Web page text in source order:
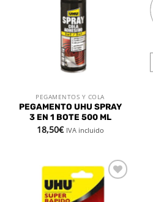
PEGAMENTOS Y COLA
PEGAMENTO UHU SPRAY
3 EN 1 BOTE 500 ML
18,50€ IVA incluido
Añadir